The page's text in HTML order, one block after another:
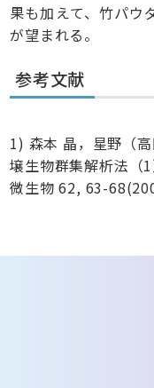
果も加えて、竹パウ
が望まれる。
参考文献
1) 森本 晶，星野（
壌生物群集解析法（
微生物 62, 63-